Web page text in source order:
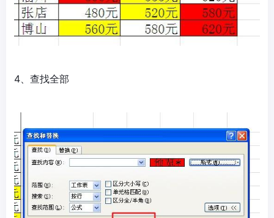
4、查找全部